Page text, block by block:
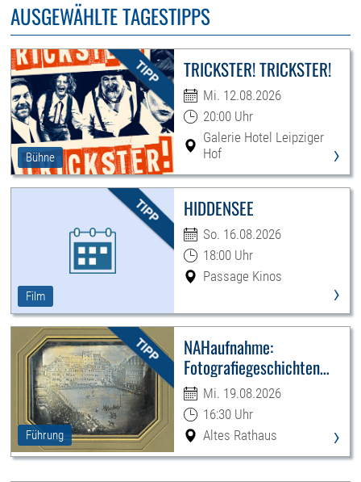
AUSGEWÄHLTE TAGESTIPPS
Bühne
TRICKSTER! TRICKSTER!
Mi. 12.08.2026
20:00 Uhr
Galerie Hotel Leipziger
Hof
›
Film
HIDDENSEE
So. 16.08.2026
18:00 Uhr
Passage Kinos
›
Führung
NAHaufnahme:
Fotografiegeschichten
Leipzigs
Mi. 19.08.2026
16:30 Uhr
Altes Rathaus
›